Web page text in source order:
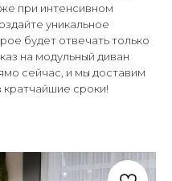
при интенсивном
уникальное
будет отвечать только
на модульный диван
сейчас, и мы доставим
сроки!